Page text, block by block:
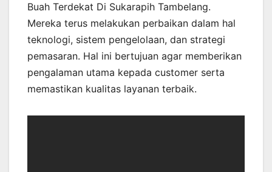
Buah Terdekat Di Sukarapih Tambelang.
Mereka terus melakukan perbaikan dalam hal
teknologi, sistem pengelolaan, dan strategi
pemasaran. Hal ini bertujuan agar memberikan
pengalaman utama kepada customer serta
memastikan kualitas layanan terbaik.